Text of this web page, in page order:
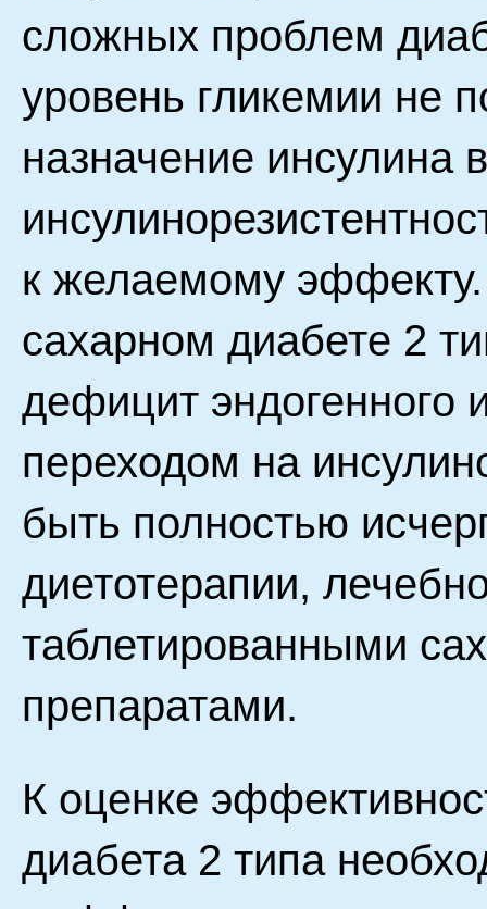
сложных проблем
уровень гликемии не
назначение инсулина
к желаемому
сахарном диабете 2
дефицит эндогенного
переходом на
быть полностью
диетотерапии,
таблетированными
препаратами.
К оценке
диабета 2 типа